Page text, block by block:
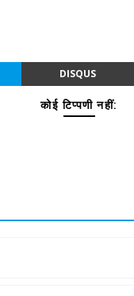
DISQUS
कोई टिप्पणी नहीं: